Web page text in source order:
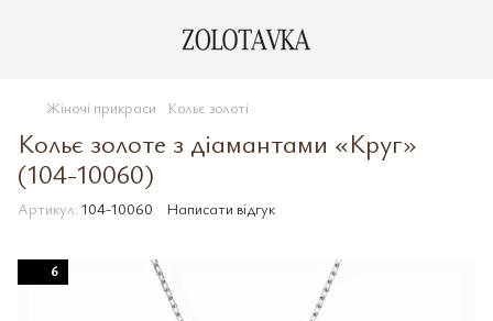
Жіночі прикраси Кольє золоті
Кольє золоте з діамантами «Круг»
(104-10060)
Артикул: 104-10060 Написати відгук
6